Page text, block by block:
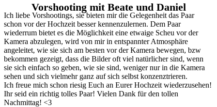
ein...
Vorshooting mit Beate und Daniel
Ich liebe Vorshootings, sie bieten mir die Gelegenheit das Paar
schon vor der Hochzeit besser kennenzulernen. Dem Paar
wiederrum bietet es die Möglichkeit eine etwaige Scheu vor der
Kamera abzulegen, wird von mir in entspannter Atmosphäre
angeleitet, wie sie sich am besten vor der Kamera bewegen, bzw
bekommen gezeigt, dass die Bilder oft viel natürlicher sind, wenn
sie sich einfach so geben, wie sie sind, weniger nur in die Kamera
sehen und sich vielmehr ganz auf sich selbst konzenztrieren.
Ich freue mich schon riesig Euch an Eurer Hochzeit wiederzusehen!
Ihr seid ein richtig tolles Paar! Vielen Dank für den tollen
Nachmittag! <3